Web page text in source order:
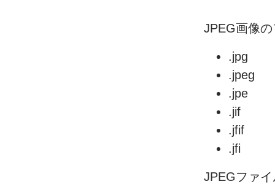
JPEG画像の
.jpg
.jpeg
.jpe
.jif
.jfif
.jfi
JPEGファ